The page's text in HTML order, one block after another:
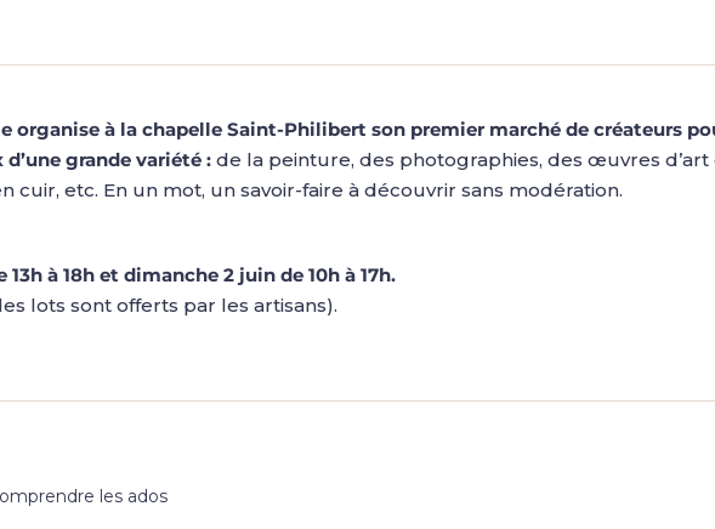
organise à la chapelle Saint-Philibert son premier marché de créateurs
grande variété : de la peinture, des photographies, des œuvres
cuir, etc. En un mot, un savoir-faire à découvrir sans modération.
à 18h et dimanche 2 juin de 10h à 17h.
lots sont offerts par les artisans).
les ados